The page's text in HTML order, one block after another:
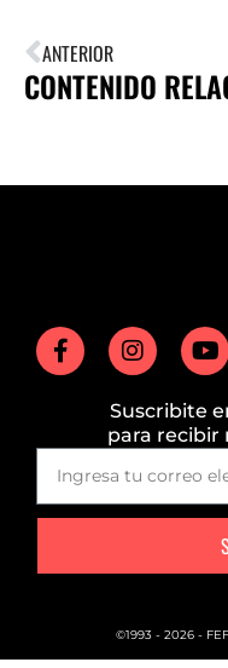
ANTERIOR
CONTENIDO
Suscribite
para recibir
©1993 - 2026 -